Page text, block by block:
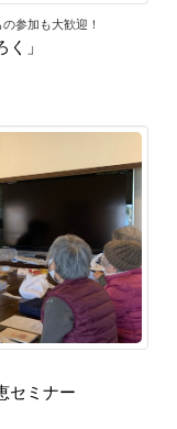
参加も大歓迎！
」
セミナー